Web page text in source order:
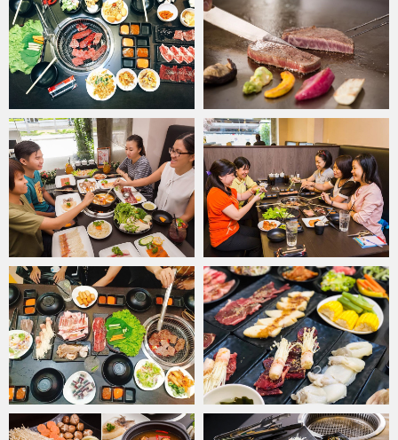
bò nướng thì nạc vai bò Mỹ, sườn non bò Mỹ rút xương, thăn cổ
bò, bắp bò hoa mỹ thượng hạng,... kết hợp sốt Samurai/Sake/muối
tại nhà hàng sẽ khiến bạn hài lòng.
Bên cạnh bò Mỹ thì thực đơn thịt nướng còn "chiều lòng" thực
khách với ba chỉ heo, sườn heo, thăn heo hay ba chỉ heo cuộn nấm
kim châm kết hợp sốt Samurai/Miso/Sake/muối, đặc biệt là món
nầm heo nướng chao đỏ. Mỗi món đều được chế biến từ nguyên
liệu hảo hạng, tươi ngon, qua quá trình tuyển lựa kỹ càng để cho ra
đời các món ăn vừa chất lượng, vừa bổ dưỡng và tốt cho sức
khỏe.